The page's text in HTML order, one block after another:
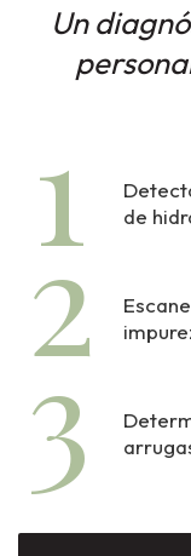
Un
1
de
2
3